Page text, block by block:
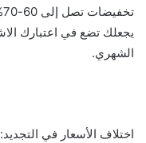
يجعلك تضع في اعتبارك
الشهري.
اختلاف الأسعار في